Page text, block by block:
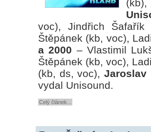
voc), Jindřich
Štěpánek (kb, voc),
a 2000 – Vlastimil
Štěpánek (kb, voc),
(kb, ds, voc),Jaroslav
vydal Unisound.
Celý článek...